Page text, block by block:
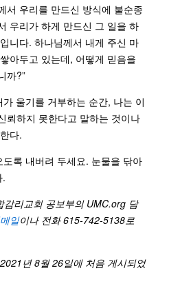
서 우리를 만드신 방식에 불순종
우리가 하게 만드신 그 일을 하
니다. 하나님께서 내게 주신 마
아두고 있는데, 어떻게 믿음을
까?”
울기를 거부하는 순간, 나는 이
뢰하지 못한다고 말하는 것이나
다.
록 내버려 두세요. 눈물을 닦아
.
감리교회 공보부의 UMC.org 담
일이나 전화 615-742-5138로
년 8월 26일에 처음 게시되었